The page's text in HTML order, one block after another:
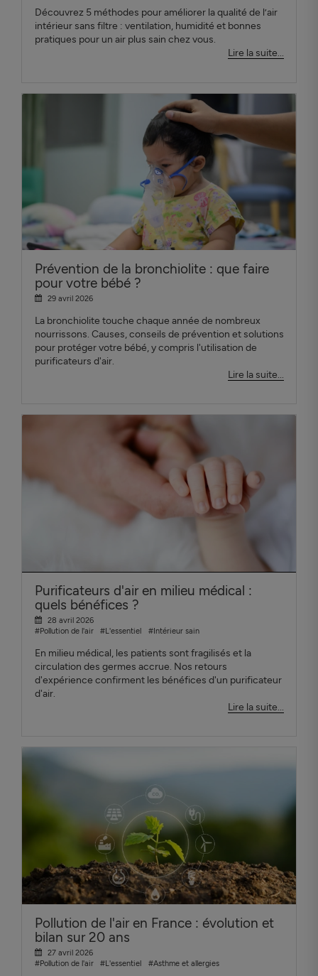
Découvrez 5 méthodes pour améliorer la qualité de l’air
intérieur sans filtre : ventilation, humidité et bonnes
pratiques pour un air plus sain chez vous.
Lire la suite...
Prévention de la bronchiolite : que faire
pour votre bébé ?
29 avril 2026
La bronchiolite touche chaque année de nombreux
nourrissons. Causes, conseils de prévention et solutions
pour protéger votre bébé, y compris l'utilisation de
purificateurs d'air.
Lire la suite...
Purificateurs d'air en milieu médical :
quels bénéfices ?
28 avril 2026
#Pollution de l'air
#L'essentiel #Intérieur sain
En milieu médical, les patients sont fragilisés et la
circulation des germes accrue. Nos retours
d'expérience confirment les bénéfices d'un purificateur
d'air.
Lire la suite...
Pollution de l'air en France : évolution et
bilan sur 20 ans
27 avril 2026
#Pollution de l'air
#L'essentiel #Asthme et allergies